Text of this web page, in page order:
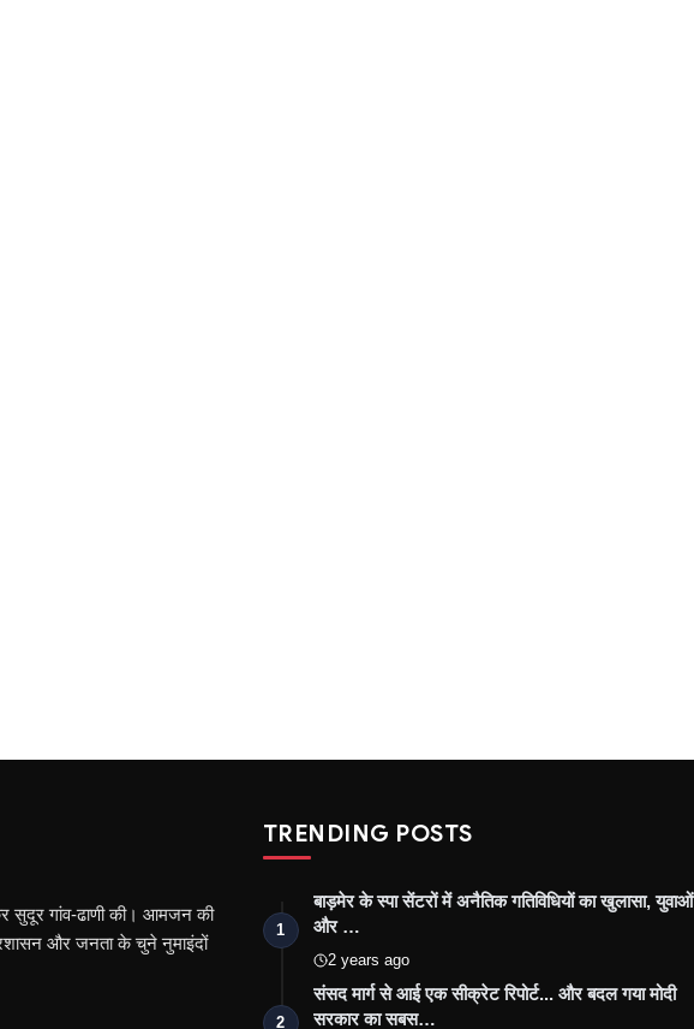
सुदूर गांव-ढाणी की। आमजन की
और जनता के चुने नुमाइंदों
TRENDING POSTS
1
बाड़मेर के स्पा सेंटरों में अनैतिक गतिविधियों का खुलासा, युवाओं
और …
2 years ago
2
संसद मार्ग से आई एक सीक्रेट रिपोर्ट... और बदल गया मोदी
सरकार का सबस…